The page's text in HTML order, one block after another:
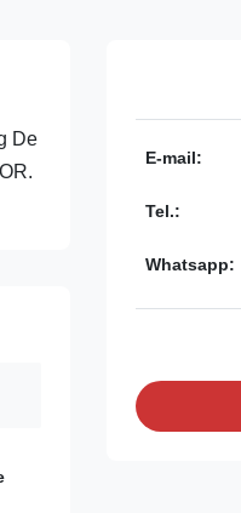
De
E-mail:
Tel.:
Whatsapp: